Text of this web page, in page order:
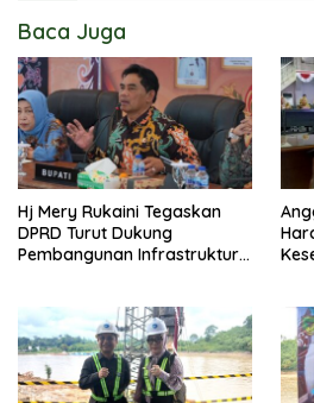
Baca Juga
Hj Mery Rukaini Tegaskan
DPRD Turut Dukung
Pembangunan Infrastruktur